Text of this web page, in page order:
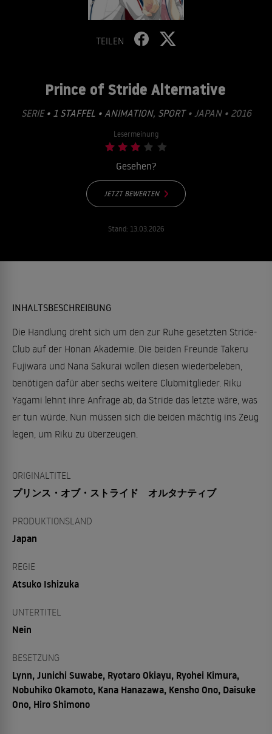
TEILEN
Prince of Stride Alternative
SERIE • 1 STAFFEL • ANIMATION, SPORT• JAPAN • 2016
Lesermeinung
Gesehen?
JETZT BEWERTEN
Stand: 13.03.2026
INHALTSBESCHREIBUNG
Die Handlung dreht sich um den zur Ruhe gesetzten Stride-
Club auf der Honan Akademie. Die beiden Freunde Takeru
Fujiwara und Nana Sakurai wollen diesen wiederbeleben,
benötigen dafür aber sechs weitere Clubmitglieder. Riku
Yagami lehnt ihre Anfrage ab, da Stride das letzte wäre, was
er tun würde. Nun müssen sich die beiden mächtig ins Zeug
legen, um Riku zu überzeugen.
ORIGINALTITEL
プリンス・オブ・ストライド オルタナティブ
PRODUKTIONSLAND
Japan
REGIE
Atsuko Ishizuka
UNTERTITEL
Nein
BESETZUNG
Lynn, Junichi Suwabe, Ryotaro Okiayu, Ryohei Kimura,
Nobuhiko Okamoto, Kana Hanazawa, Kensho Ono, Daisuke
Ono, Hiro Shimono